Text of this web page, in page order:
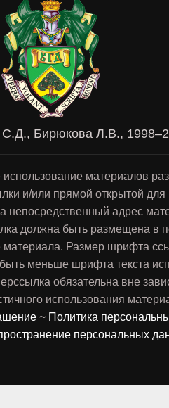
С.Д., Бирюкова Л.В.,
материалов
и/или прямой открытой
непосредственный адрес
должна быть размещена в
материала. Размер шрифта
меньше шрифта текста
обязательна вне
использования
~ Политика
персональных